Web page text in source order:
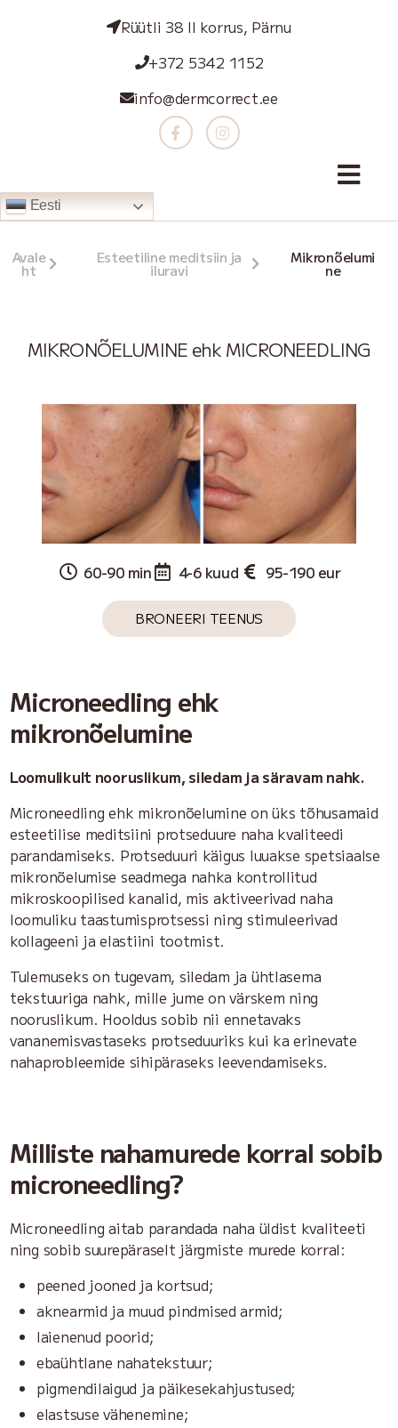
Rüütli 38 II korrus, Pärnu
+372 5342 1152
info@dermcorrect.ee
Eesti
Avale
ht
Esteetiline meditsiin ja
iluravi
Mikronõelumi
ne
MIKRONÕELUMINE ehk MICRONEEDLING
60-90 min 4-6 kuud 95-190 eur
BRONEERI TEENUS
Microneedling ehk
mikronõelumine
Loomulikult nooruslikum, siledam ja säravam nahk.
Microneedling ehk mikronõelumine on üks tõhusamaid
esteetilise meditsiini protseduure naha kvaliteedi
parandamiseks. Protseduuri käigus luuakse spetsiaalse
mikronõelumise seadmega nahka kontrollitud
mikroskoopilised kanalid, mis aktiveerivad naha
loomuliku taastumisprotsessi ning stimuleerivad
kollageeni ja elastiini tootmist.
Tulemuseks on tugevam, siledam ja ühtlasema
tekstuuriga nahk, mille jume on värskem ning
nooruslikum. Hooldus sobib nii ennetavaks
vananemisvastaseks protseduuriks kui ka erinevate
nahaprobleemide sihipäraseks leevendamiseks.
Milliste nahamurede korral sobib
microneedling?
Microneedling aitab parandada naha üldist kvaliteeti
ning sobib suurepäraselt järgmiste murede korral:
peened jooned ja kortsud;
aknearmid ja muud pindmised armid;
laienenud poorid;
ebaühtlane nahatekstuur;
pigmendilaigud ja päikesekahjustused;
elastsuse vähenemine;